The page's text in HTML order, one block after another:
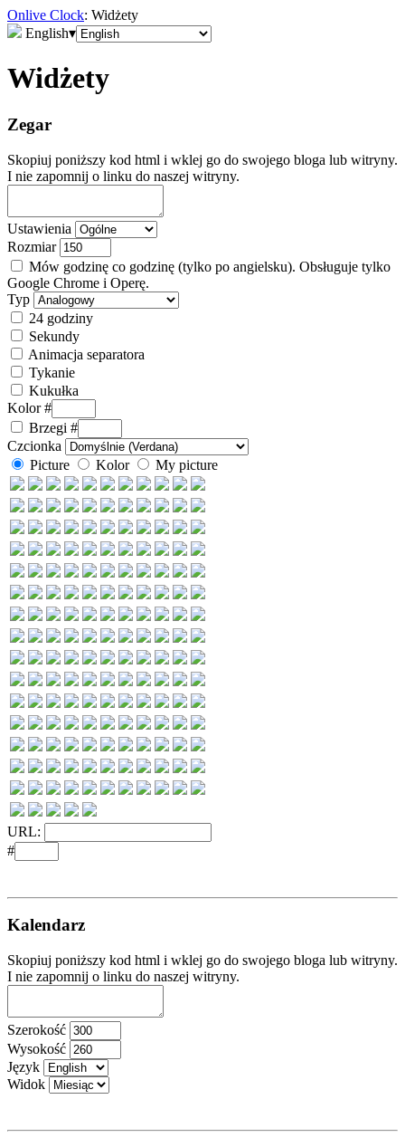
Onlive Clock: Widżety
English▾
Widżety
Zegar
Skopiuj poniższy kod html i wklej go do swojego bloga lub witryny.
I nie zapomnij o linku do naszej witryny.
Ustawienia
Rozmiar
Mów godzinę co godzinę (tylko po angielsku). Obsługuje tylko
Google Chrome i Operę.
Typ
24 godziny
Sekundy
Animacja separatora
Tykanie
Kukułka
Kolor #
Brzegi #
Czcionka
Picture
Kolor My picture
URL:
#
Kalendarz
Skopiuj poniższy kod html i wklej go do swojego bloga lub witryny.
I nie zapomnij o linku do naszej witryny.
Szerokość
Wysokość
Język
Widok